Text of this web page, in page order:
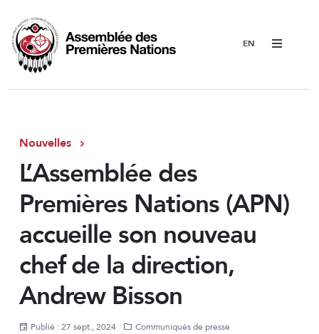
Menu
Nouvelles
L’Assemblée des
Premières Nations (APN)
accueille son nouveau
chef de la direction,
Andrew Bisson
Publié : 27 sept., 2024 Communiqués de presse